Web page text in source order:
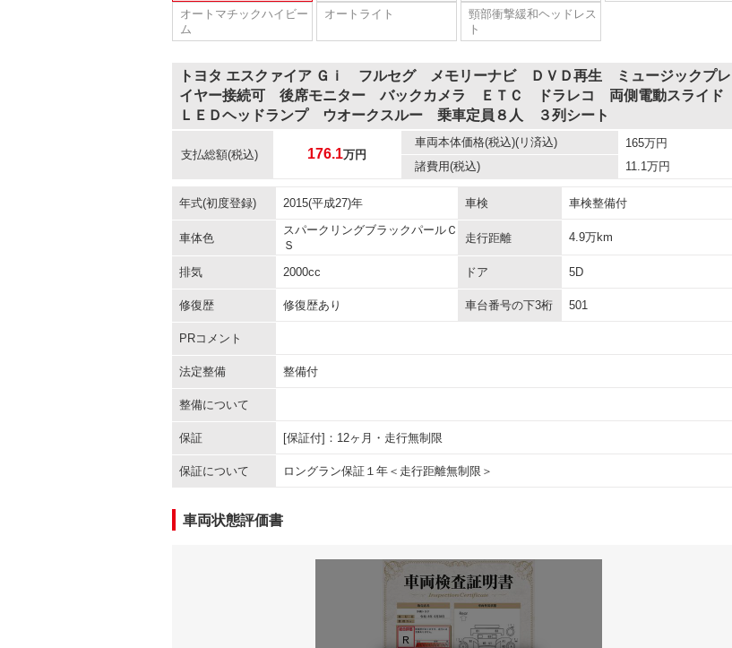
オートマチックハイビー
ム
オートライト
頸部衝撃緩和ヘッドレス
ト
トヨタ エスクァイア Ｇｉ フルセグ メモリーナビ ＤＶＤ再生 ミュージックプレ
イヤー接続可 後席モニター バックカメラ ＥＴＣ ドラレコ 両側電動スライド
ＬＥＤヘッドランプ ウオークスルー 乗車定員８人 ３列シート
支払総額(税込) 176.1万円
車両本体価格(税込)(リ済込) 165万円
諸費用(税込) 11.1万円
年式(初度登録) 2015(平成27)年 車検 車検整備付
車体色
スパークリングブラックパールＣ
Ｓ
走行距離 4.9万km
排気 2000cc ドア 5D
修復歴 修復歴あり 車台番号の下3桁 501
PRコメント
法定整備 整備付
整備について
保証 [保証付]：12ヶ月・走行無制限
保証について ロングラン保証１年＜走行距離無制限＞
車両状態評価書